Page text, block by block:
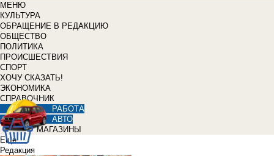
МЕНЮ
КУЛЬТУРА
ОБРАЩЕНИЕ В РЕДАКЦИЮ
ОБЩЕСТВО
ПОЛИТИКА
ПРОИСШЕСТВИЯ
СПОРТ
ХОЧУ СКАЗАТЬ!
ЭКОНОМИКА
СПРАВОЧНИК
РАБОТА
АВТО
МАГАЗИНЫ
Еще
Редакция